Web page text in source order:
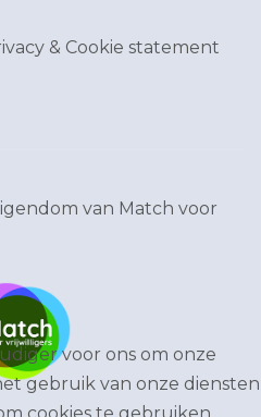
& Cookie statement
van Match voor
voor ons om onze
gebruik van onze diensten